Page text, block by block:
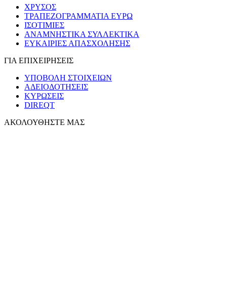
ΧΡΥΣΟΣ
ΤΡΑΠΕΖΟΓΡΑΜΜΑΤΙΑ ΕΥΡΩ
ΙΣΟΤΙΜΙΕΣ
ΑΝΑΜΝΗΣΤΙΚΑ ΣΥΛΛΕΚΤΙΚΑ
ΕΥΚΑΙΡΙΕΣ ΑΠΑΣΧΟΛΗΣΗΣ
ΓΙΑ ΕΠΙΧΕΙΡΗΣΕΙΣ
ΥΠΟΒΟΛΗ ΣΤΟΙΧΕΙΩΝ
ΑΔΕΙΟΔΟΤΗΣΕΙΣ
ΚΥΡΩΣΕΙΣ
DIREQT
ΑΚΟΛΟΥΘΗΣΤΕ ΜΑΣ